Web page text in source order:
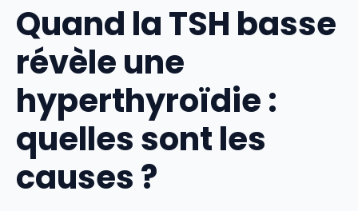
Quand la TSH basse
révèle une
hyperthyroïdie :
quelles sont les
causes ?